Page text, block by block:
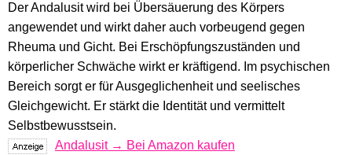
Der Andalusit wird bei Übersäuerung des Körpers
angewendet und wirkt daher auch vorbeugend gegen
Rheuma und Gicht. Bei Erschöpfungszuständen und
körperlicher Schwäche wirkt er kräftigend. Im psychischen
Bereich sorgt er für Ausgeglichenheit und seelisches
Gleichgewicht. Er stärkt die Identität und vermittelt
Selbstbewusstsein.
Andalusit → Bei Amazon kaufen